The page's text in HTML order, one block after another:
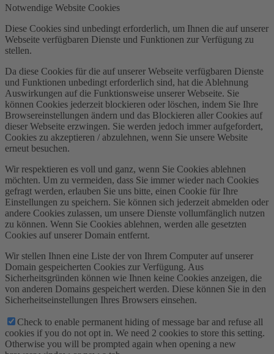
Notwendige Website Cookies
Diese Cookies sind unbedingt erforderlich, um Ihnen die auf unserer
Webseite verfügbaren Dienste und Funktionen zur Verfügung zu
stellen.
Da diese Cookies für die auf unserer Webseite verfügbaren Dienste
und Funktionen unbedingt erforderlich sind, hat die Ablehnung
Auswirkungen auf die Funktionsweise unserer Webseite. Sie
können Cookies jederzeit blockieren oder löschen, indem Sie Ihre
Browsereinstellungen ändern und das Blockieren aller Cookies auf
dieser Webseite erzwingen. Sie werden jedoch immer aufgefordert,
Cookies zu akzeptieren / abzulehnen, wenn Sie unsere Website
erneut besuchen.
Wir respektieren es voll und ganz, wenn Sie Cookies ablehnen
möchten. Um zu vermeiden, dass Sie immer wieder nach Cookies
gefragt werden, erlauben Sie uns bitte, einen Cookie für Ihre
Einstellungen zu speichern. Sie können sich jederzeit abmelden oder
andere Cookies zulassen, um unsere Dienste vollumfänglich nutzen
zu können. Wenn Sie Cookies ablehnen, werden alle gesetzten
Cookies auf unserer Domain entfernt.
Wir stellen Ihnen eine Liste der von Ihrem Computer auf unserer
Domain gespeicherten Cookies zur Verfügung. Aus
Sicherheitsgründen können wie Ihnen keine Cookies anzeigen, die
von anderen Domains gespeichert werden. Diese können Sie in den
Sicherheitseinstellungen Ihres Browsers einsehen.
Check to enable permanent hiding of message bar and refuse all
cookies if you do not opt in. We need 2 cookies to store this setting.
Otherwise you will be prompted again when opening a new